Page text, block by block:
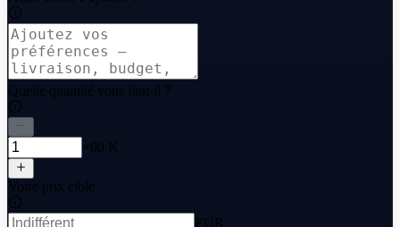
Quelle quantité vous faut-il ?
×00 K
Votre prix cible
EUR